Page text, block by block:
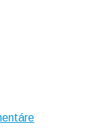
na